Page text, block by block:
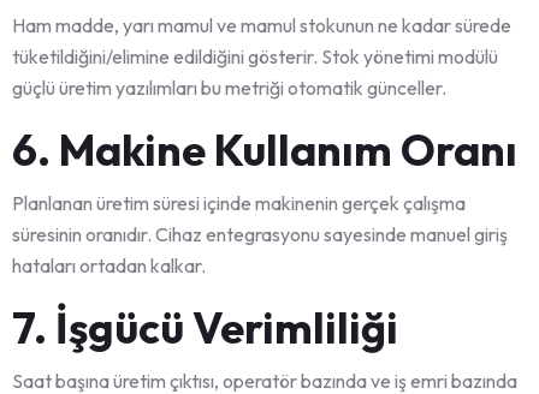
Ham madde, yarı mamul ve mamul stokunun ne kadar sürede
tüketildiğini/elimine edildiğini gösterir. Stok yönetimi modülü
güçlü üretim yazılımları bu metriği otomatik günceller.
6. Makine Kullanım Oranı
Planlanan üretim süresi içinde makinenin gerçek çalışma
süresinin oranıdır. Cihaz entegrasyonu sayesinde manuel giriş
hataları ortadan kalkar.
7. İşgücü Verimliliği
Saat başına üretim çıktısı, operatör bazında ve iş emri bazında